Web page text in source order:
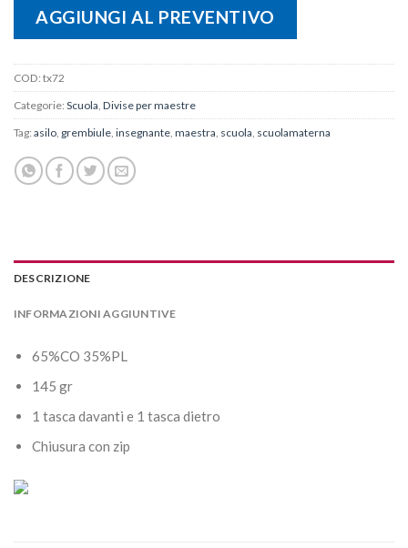
AGGIUNGI AL PREVENTIVO
COD: tx72
Categorie: Scuola, Divise per maestre
Tag: asilo, grembiule, insegnante, maestra, scuola, scuolamaterna
DESCRIZIONE
INFORMAZIONI AGGIUNTIVE
65%CO 35%PL
145 gr
1 tasca davanti e 1 tasca dietro
Chiusura con zip